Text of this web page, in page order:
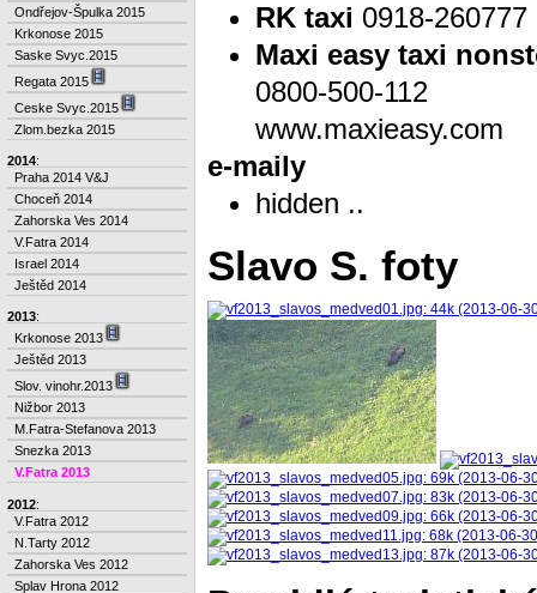
Ondřejov-Špulka 2015
Krkonose 2015
Saske Svyc.2015
Regata 2015
Ceske Svyc.2015
Zlom.bezka 2015
2014:
Praha 2014 V&J
Choceň 2014
Zahorska Ves 2014
V.Fatra 2014
Israel 2014
Ještěd 2014
2013:
Krkonose 2013
Ještěd 2013
Slov. vinohr.2013
Nižbor 2013
M.Fatra-Stefanova 2013
Snezka 2013
V.Fatra 2013
2012:
V.Fatra 2012
N.Tarty 2012
Zahorska Ves 2012
Splav Hrona 2012
RK taxi 0918-
Maxi easy taxi
0800-500-112
www.maxieasy.com
e-maily
hidden ..
Slavo S. foty